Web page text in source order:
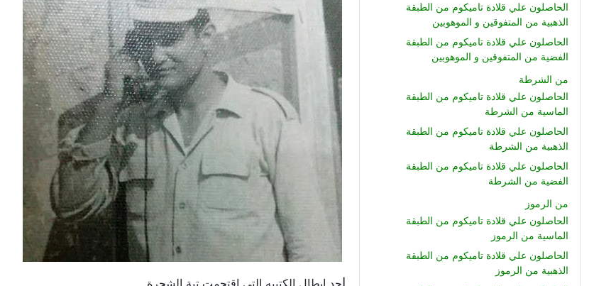
الحاصلون علي قلادة تاميكوم من الطبقة
الذهبية من المتفوقين و الموهوبين
الحاصلون علي قلادة تاميكوم من الطبقة
الفضية من المتفوقين و الموهوبين
من الشرطة
الحاصلون علي قلادة تاميكوم من الطبقة
الماسية من الشرطة
الحاصلون علي قلادة تاميكوم من الطبقة
الذهبية من الشرطة
الحاصلون علي قلادة تاميكوم من الطبقة
الفضية من الشرطة
من الرموز
الحاصلون علي قلادة تاميكوم من الطبقة
الماسية من الرموز
الحاصلون علي قلادة تاميكوم من الطبقة
الذهبية من الرموز